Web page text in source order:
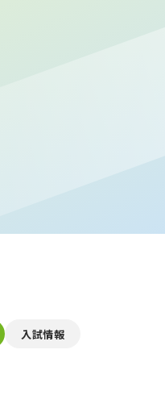
入試情報